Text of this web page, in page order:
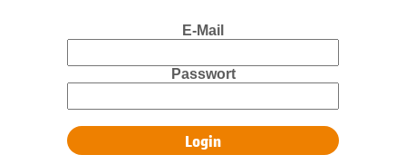
E-Mail
Passwort